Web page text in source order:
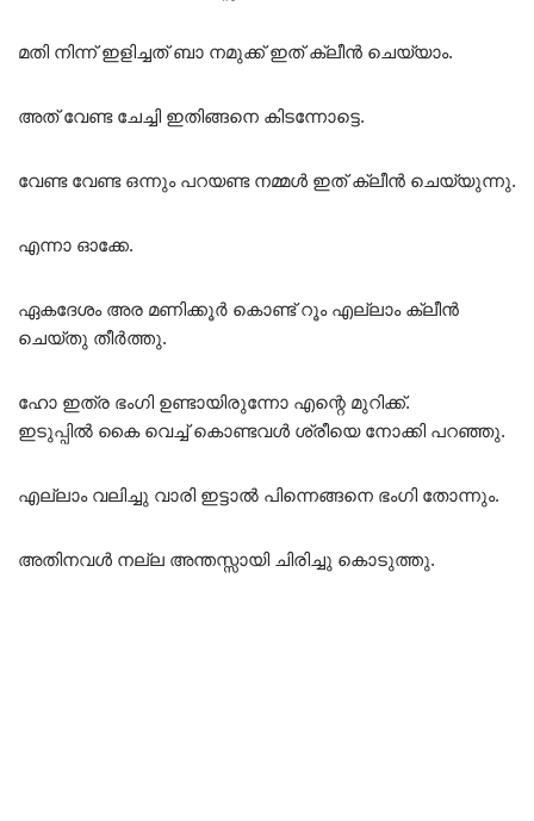
മതി നിന്ന് ഇളിച്ചത് ബാ നമുക്ക് ഇത് ക്ലീൻ ചെയ്യാം.
അത് വേണ്ട ചേച്ചി ഇതിങ്ങനെ കിടന്നോട്ടെ.
വേണ്ട വേണ്ട ഒന്നും പറയണ്ട നമ്മൾ ഇത് ക്ലീൻ ചെയ്യുന്നു.
എന്നാ ഓക്കേ.
ഏകദേശം അര മണിക്കൂർ കൊണ്ട് റൂം എല്ലാം ക്ലീൻ
ചെയ്തു തീർത്തു.
ഹോ ഇത്ര ഭംഗി ഉണ്ടായിരുന്നോ എന്റെ മുറിക്ക്.
ഇടുപ്പിൽ കൈ വെച്ച് കൊണ്ടവൾ ശ്രീയെ നോക്കി പറഞ്ഞു.
എല്ലാം വലിച്ചു വാരി ഇട്ടാൽ പിന്നെങ്ങനെ ഭംഗി തോന്നും.
അതിനവൾ നല്ല അന്തസ്സായി ചിരിച്ചു കൊടുത്തു.